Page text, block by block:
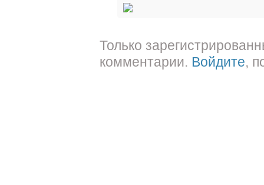
Только
комментарии. Войдите,